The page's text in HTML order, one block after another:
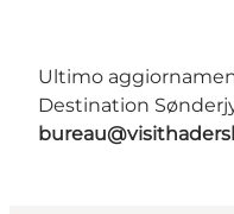
Ultimo
Destination